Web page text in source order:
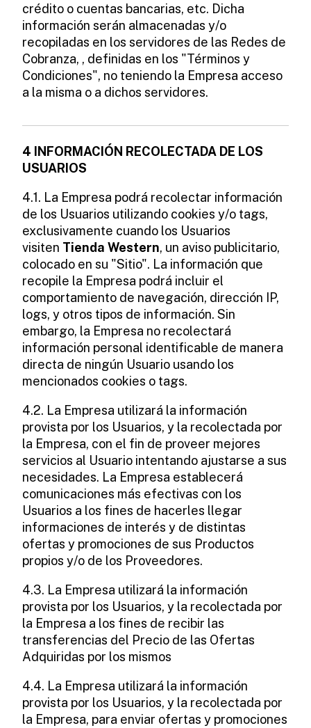
crédito o cuentas bancarias, etc. Dicha
información serán almacenadas y/o
recopiladas en los servidores de las Redes de
Cobranza, , definidas en los "Términos y
Condiciones", no teniendo la Empresa acceso
a la misma o a dichos servidores.
4 INFORMACIÓN RECOLECTADA DE LOS
USUARIOS
4.1. La Empresa podrá recolectar información
de los Usuarios utilizando cookies y/o tags,
exclusivamente cuando los Usuarios
visiten Tienda Western, un aviso publicitario,
colocado en su "Sitio". La información que
recopile la Empresa podrá incluir el
comportamiento de navegación, dirección IP,
logs, y otros tipos de información. Sin
embargo, la Empresa no recolectará
información personal identificable de manera
directa de ningún Usuario usando los
mencionados cookies o tags.
4.2. La Empresa utilizará la información
provista por los Usuarios, y la recolectada por
la Empresa, con el fin de proveer mejores
servicios al Usuario intentando ajustarse a sus
necesidades. La Empresa establecerá
comunicaciones más efectivas con los
Usuarios a los fines de hacerles llegar
informaciones de interés y de distintas
ofertas y promociones de sus Productos
propios y/o de los Proveedores.
4.3. La Empresa utilizará la información
provista por los Usuarios, y la recolectada por
la Empresa a los fines de recibir las
transferencias del Precio de las Ofertas
Adquiridas por los mismos
4.4. La Empresa utilizará la información
provista por los Usuarios, y la recolectada por
la Empresa, para enviar ofertas y promociones